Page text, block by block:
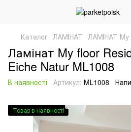
Каталог ЛАМІНАТ ЛАМІНАТ My
Ламінат My floor
Eiche Natur ML1008
В наявності Артикул: ML1008
Товар в наявності